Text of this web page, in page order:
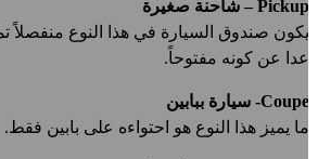
Pickup – شاحنة صغيرة
يكون صندوق السيارة في هذا النوع منفصلاً
عدا عن كونه مفتوحاً.
Coupe- سيارة ببابين
ما يميز هذا النوع هو احتواءه على بابين فقط.